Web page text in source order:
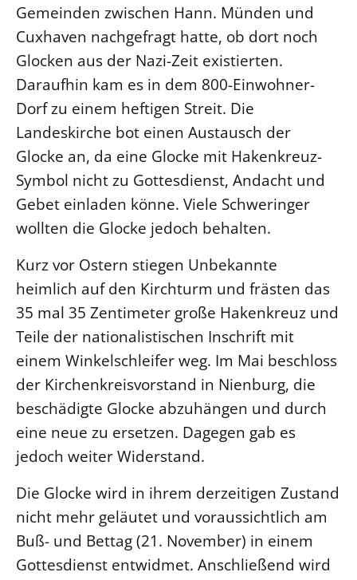
Gemeinden zwischen Hann. Münden und
Cuxhaven nachgefragt hatte, ob dort noch
Glocken aus der Nazi-Zeit existierten.
Daraufhin kam es in dem 800-Einwohner-
Dorf zu einem heftigen Streit. Die
Landeskirche bot einen Austausch der
Glocke an, da eine Glocke mit Hakenkreuz-
Symbol nicht zu Gottesdienst, Andacht und
Gebet einladen könne. Viele Schweringer
wollten die Glocke jedoch behalten.
Kurz vor Ostern stiegen Unbekannte
heimlich auf den Kirchturm und frästen das
35 mal 35 Zentimeter große Hakenkreuz und
Teile der nationalistischen Inschrift mit
einem Winkelschleifer weg. Im Mai beschloss
der Kirchenkreisvorstand in Nienburg, die
beschädigte Glocke abzuhängen und durch
eine neue zu ersetzen. Dagegen gab es
jedoch weiter Widerstand.
Die Glocke wird in ihrem derzeitigen Zustand
nicht mehr geläutet und voraussichtlich am
Buß- und Bettag (21. November) in einem
Gottesdienst entwidmet. Anschließend wird
MITARBEIT
Ehrenamt
Beruf
Freie Stellen
BIBLIOTHEK & ARCHIV
SERVICE
Älterwerden im Pfarrberuf
Beteiligungsverfahren
Ephoralbüro
Finanzplanung
Fundraising
Corporate Design
Interventionsplan
Jahresgespräche
Kantine Speiseplan
Kirchliche Verwaltung
Klimaschutzgesetz